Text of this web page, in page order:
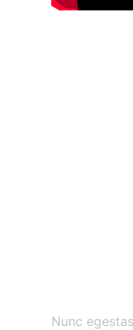
Nunc